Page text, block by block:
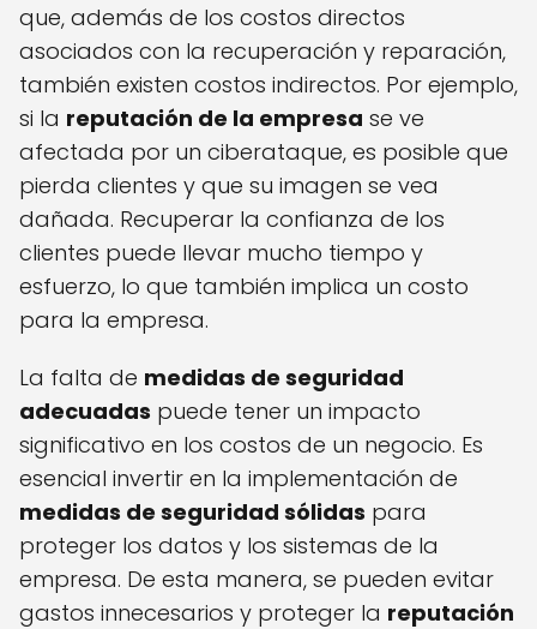
que, además de los costos directos
asociados con la recuperación y reparación,
también existen costos indirectos. Por ejemplo,
si la reputación de la empresa se ve
afectada por un ciberataque, es posible que
pierda clientes y que su imagen se vea
dañada. Recuperar la confianza de los
clientes puede llevar mucho tiempo y
esfuerzo, lo que también implica un costo
para la empresa.
La falta de medidas de seguridad
adecuadas puede tener un impacto
significativo en los costos de un negocio. Es
esencial invertir en la implementación de
medidas de seguridad sólidas para
proteger los datos y los sistemas de la
empresa. De esta manera, se pueden evitar
gastos innecesarios y proteger la reputación